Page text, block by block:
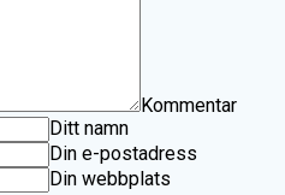
Kommentar
Ditt namn
Din e-postadress
Din webbplats